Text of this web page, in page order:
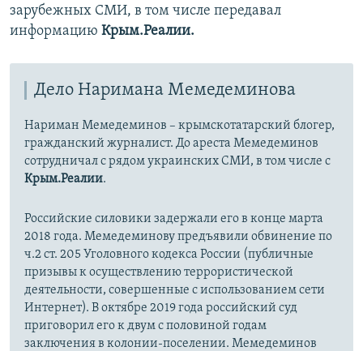
зарубежных СМИ, в том числе передавал
информацию Крым.Реалии.
Дело Наримана Мемедеминова
Нариман Мемедеминов – крымскотатарский блогер,
гражданский журналист. До ареста Мемедеминов
сотрудничал с рядом украинских СМИ, в том числе с
Крым.Реалии.
Российские силовики задержали его в конце марта
2018 года. Мемедеминову предъявили обвинение по
ч.2 ст. 205 Уголовного кодекса России (публичные
призывы к осуществлению террористической
деятельности, совершенные с использованием сети
Интернет)​. В октябре 2019 года российский суд
приговорил его к двум с половиной годам
заключения в колонии-поселении. Мемедеминов